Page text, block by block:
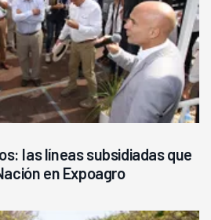
las líneas subsidiadas que
en Expoagro